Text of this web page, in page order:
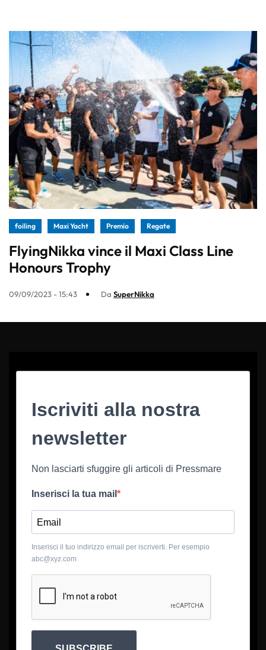
foiling Maxi Yacht Premio Regate
FlyingNikka vince il Maxi Class Line
Honours Trophy
09/09/2023 - 15:43 Da SuperNikka
Iscriviti alla nostra
newsletter
Non lasciarti sfuggire gli articoli di Pressmare
Inserisci la tua mail
Inserisci il tuo indirizzo email per iscriverti. Per esempio
abc@xyz.com